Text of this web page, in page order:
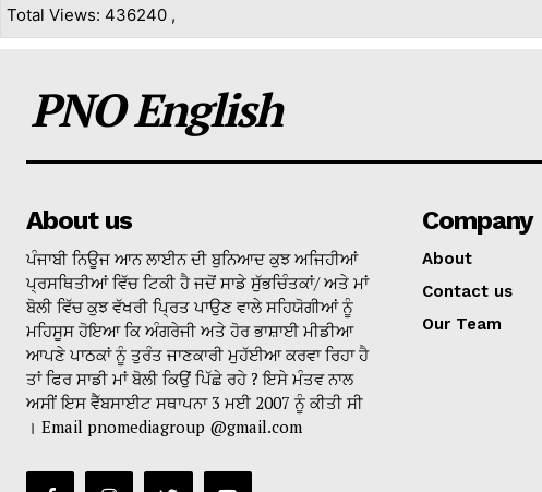
Total Views: 436240 ,
PNO English
About us
ਪੰਜਾਬੀ ਨਿਊਜ ਆਨ ਲਾਈਨ ਦੀ ਬੁਨਿਆਦ ਕੁਝ ਅਜਿਹੀਆਂ
ਪ੍ਰਸਥਿਤੀਆਂ ਵਿੱਚ ਟਿਕੀ ਹੈ ਜਦੋਂ ਸਾਡੇ ਸੁੱਭਚਿੰਤਕਾਂ/ ਅਤੇ ਮਾਂ
ਬੋਲੀ ਵਿੱਚ ਕੁਝ ਵੱਖਰੀ ਪ੍ਰਿਤ ਪਾਉਣ ਵਾਲੇ ਸਹਿਯੋਗੀਆਂ ਨੂੰ
ਮਹਿਸੂਸ ਹੋਇਆ ਕਿ ਅੰਗਰੇਜੀ ਅਤੇ ਹੋਰ ਭਾਸ਼ਾਈ ਮੀਡੀਆ
ਆਪਣੇ ਪਾਠਕਾਂ ਨੂੰ ਤੁਰੰਤ ਜਾਣਕਾਰੀ ਮੁਹੱਈਆ ਕਰਵਾ ਰਿਹਾ ਹੈ
ਤਾਂ ਫਿਰ ਸਾਡੀ ਮਾਂ ਬੋਲੀ ਕਿਉਂ ਪਿੱਛੇ ਰਹੇ ? ਇਸੇ ਮੰਤਵ ਨਾਲ
ਅਸੀਂ ਇਸ ਵੈੱਬਸਾਈਟ ਸਥਾਪਨਾ 3 ਮਈ 2007 ਨੂੰ ਕੀਤੀ ਸੀ
। Email pnomediagroup @gmail.com
Company
About
Contact us
Our Team